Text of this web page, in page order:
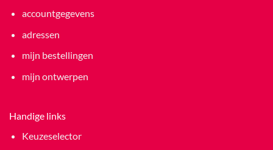
accountgegevens
adressen
mijn bestellingen
mijn ontwerpen
Handige links
Keuzeselector